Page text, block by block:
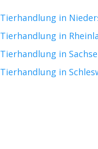
Tierhandlung in
Tierhandlung in
Tierhandlung in
Tierhandlung in